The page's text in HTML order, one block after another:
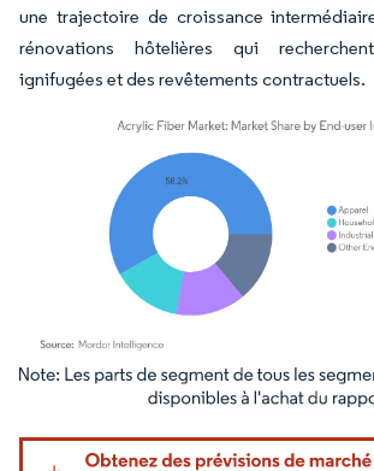
une trajectoire de croissance
rénovations hôtelières qui
ignifugées et des revêtements contractuels.
Image © Mordor Intelligence. La réutilisation nécessite